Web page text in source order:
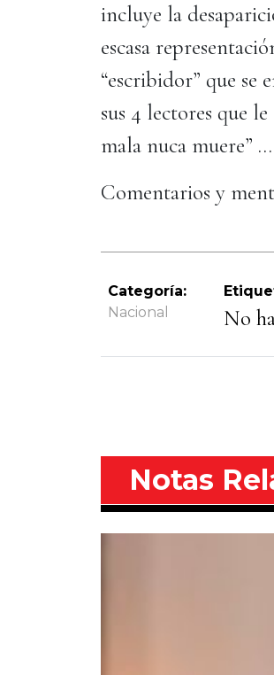
incluye la
escasa
“escribidor” que se
sus 4 lectores que
mala nuca muere”
Comentarios y
Categoría:
Nacional
No
Notas